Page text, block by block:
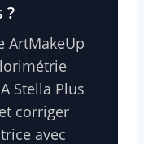
?
ArtMakeUp
Stella Plus
corriger
avec